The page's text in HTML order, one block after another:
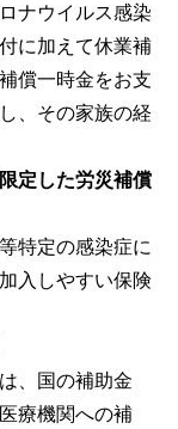
ナウイルス感染
に加えて休業補
償一時金をお支
、その家族の経
定した労災補償
特定の感染症に
入しやすい保険
、国の補助金
療機関への補